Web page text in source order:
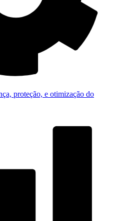
proteção, e otimização do